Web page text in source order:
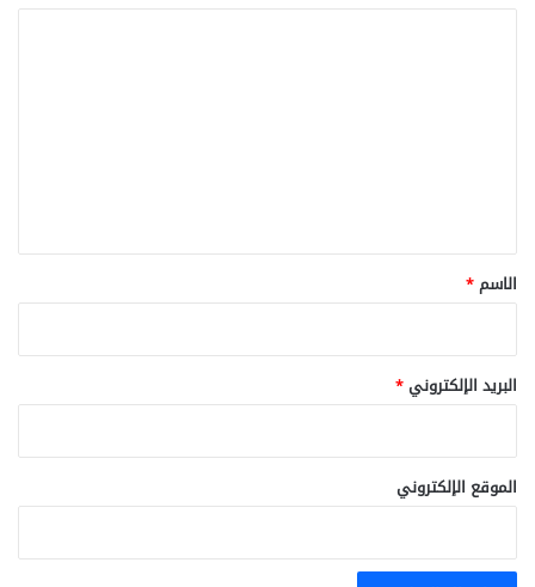
*
الاسم*
البريد الإلكتروني*
الموقع الإلكتروني